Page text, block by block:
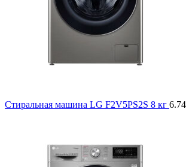
Стиральная машина LG F2V5PS2S 8 кг